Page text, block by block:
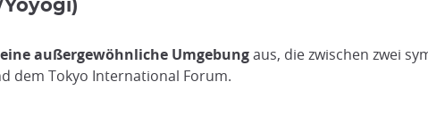
außergewöhnliche Umgebungaus, die zwischen zwei
dem Tokyo International Forum.